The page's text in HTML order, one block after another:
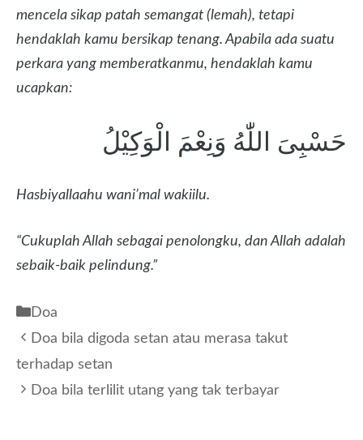
mencela sikap patah semangat (lemah), tetapi
hendaklah kamu bersikap tenang. Apabila ada suatu
perkara yang memberatkanmu, hendaklah kamu
ucapkan:
حَسْبِىَ اللّٰهُ وَنِعْمَ الْوَكِيْلُ
Hasbiyallaahu wani’mal wakiilu.
“Cukuplah Allah sebagai penolongku, dan Allah adalah
sebaik-baik pelindung.”
Kategori
Doa
Doa bila digoda setan atau merasa takut
terhadap setan
Doa bila terlilit utang yang tak terbayar